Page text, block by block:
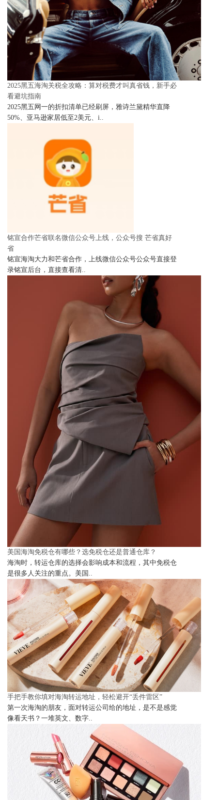
2025黑五海淘关税全攻略：算对税费才叫真省钱，新手必
看避坑指南
2025黑五网一的折扣清单已经刷屏，雅诗兰黛精华直降
50%、亚马逊家居低至2美元、i..
铭宣合作芒省联名微信公众号上线，公众号搜 芒省真好
省
铭宣海淘大力和芒省合作，上线微信公众号公众号直接登
录铭宣后台，直接查看清..
美国海淘免税仓有哪些？选免税仓还是普通仓库？
海淘时，转运仓库的选择会影响成本和流程，其中免税仓
是很多人关注的重点。美国..
手把手教你填对海淘转运地址，轻松避开“丢件雷区”
第一次海淘的朋友，面对转运公司给的地址，是不是感觉
像看天书？一堆英文、数字..